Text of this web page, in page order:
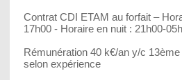
Contrat CDI ETAM au forfait –
17h00 - Horaire en nuit : 21h00-
Rémunération 40 k€/an y/c
selon expérience